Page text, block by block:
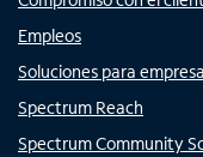
Empleos
Soluciones para
Spectrum Reach
Spectrum Community